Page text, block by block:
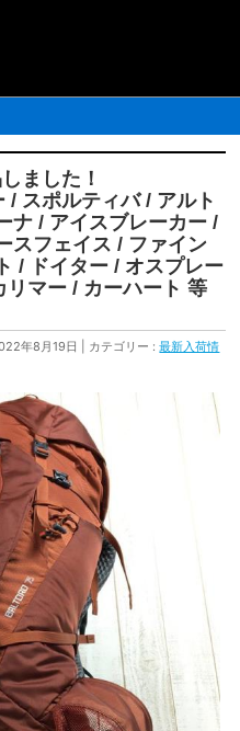
ました！
/ スポルティバ / アルト
ナ / アイスブレーカー /
スフェイス / ファイン
/ ドイター / オスプレー
マー / カーハート 等
年8月19日 カテゴリー :最新入荷情